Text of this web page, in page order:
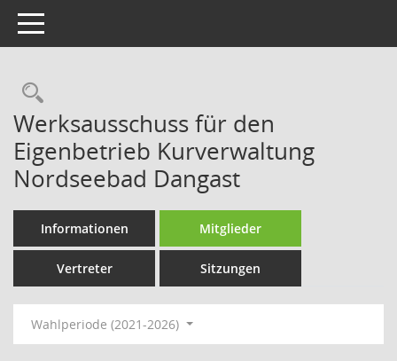
Toggle navigation
Rechercheauswahl
Werksausschuss für den
Eigenbetrieb Kurverwaltung
Nordseebad Dangast
Informationen Mitglieder
Vertreter Sitzungen
Wahlperiode (2021-2026)